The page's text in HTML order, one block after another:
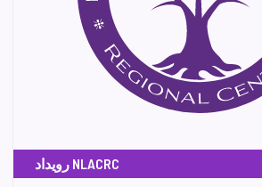
رویداد NLACRC